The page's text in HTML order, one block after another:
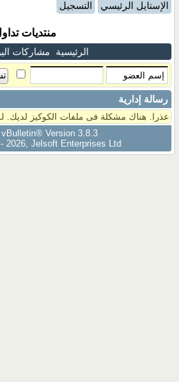
الإستايل الرئيسي التسجيل
منتديات
الرئيسية مشاركات
رسالة إدارية
عذرا. هناك مشكلة فى ملفات الكوكيز لديك.
vBulletin® Version 3.8.3
2026, Jelsoft Enterprises Ltd.